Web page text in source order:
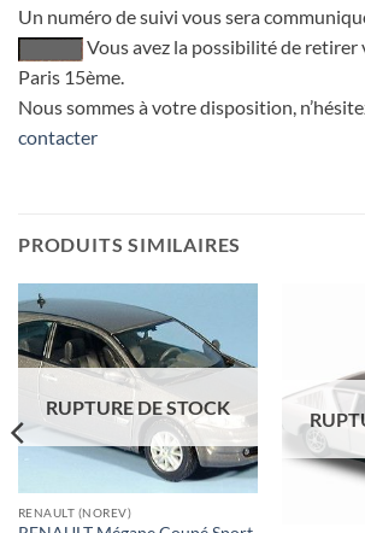
Un numéro de suivi vous sera
Vous avez la possibilité de retirer
Paris 15ème.
Nous sommes à votre disposition,
contacter
PRODUITS SIMILAIRES
RUPTURE DE STOCK
RENAULT (NOREV)